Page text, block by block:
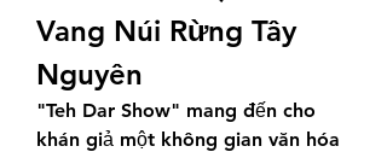
Vang Núi Rừng Tây
Nguyên
"Teh Dar Show" mang đến cho
khán giả một không gian văn hóa